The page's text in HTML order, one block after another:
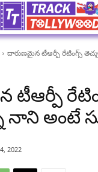
దారుణమైన టీఆర్పీ రేటింగ్స్
టీఆర్పీ
నాని అంటే
2022